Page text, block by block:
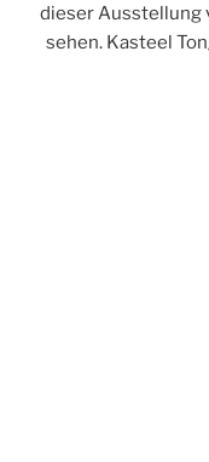
dieser Ausstellung
sehen. Kasteel